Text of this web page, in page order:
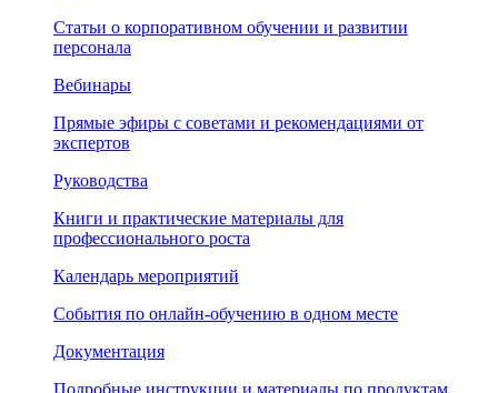
Статьи о корпоративном обучении и развитии
персонала
Вебинары
Прямые эфиры с советами и рекомендациями от
экспертов
Руководства
Книги и практические материалы для
профессионального роста
Календарь мероприятий
События по онлайн-обучению в одном месте
Документация
Подробные инструкции и материалы по продуктам